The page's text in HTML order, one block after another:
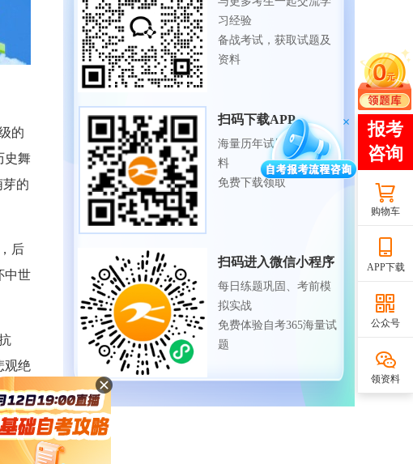
的
史舞
芽的
后
中世
观绝
作者
象
习经验
备战考试，获取试题及
资料
扫码下载APP
海量历年试题、备考资
料
免费下载领取
扫码进入微信小程序
每日练题巩固、考前模
拟实战
免费体验自考365海量试
题
购物车
APP下载
公众号
领资料